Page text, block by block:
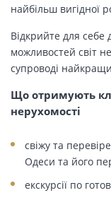
найбільш вигідної
Відкрийте для
можливостей світ
супроводі
Що отримують
нерухомості
свіжу та
Одеси та його
екскурсії по